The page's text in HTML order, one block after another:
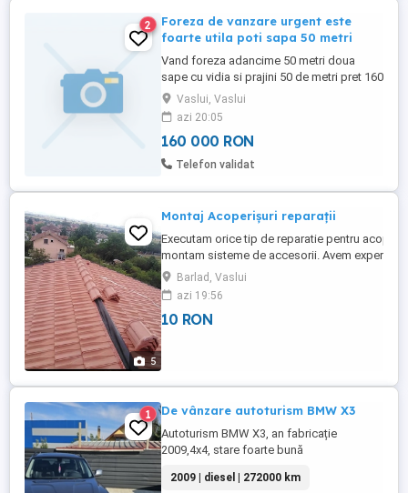
2
Foreza de vanzare urgent este
foarte utila poti sapa 50 metri
Vand foreza adancime 50 metri doua
sape cu vidia si prajini 50 de metri pret 160
milioane
Vaslui, Vaslui
azi 20:05
160 000 RON
Telefon validat
5
Montaj Acoperișuri reparații
Executam orice tip de reparatie pentru
montam sisteme de accesorii. Avem experienta
necesara pentru a monta si repara orice tip de
acoperis. Suntem o firma specializata in
acoperisuri complete si servicii dulgherie
COLABORAM CU
Barlad, Vaslui
azi 19:56
10 RON
1 De vânzare autoturism BMW X3
Autoturism BMW X3, an fabricație
2009,4x4, stare foarte bună
2009 | diesel | 272000 km